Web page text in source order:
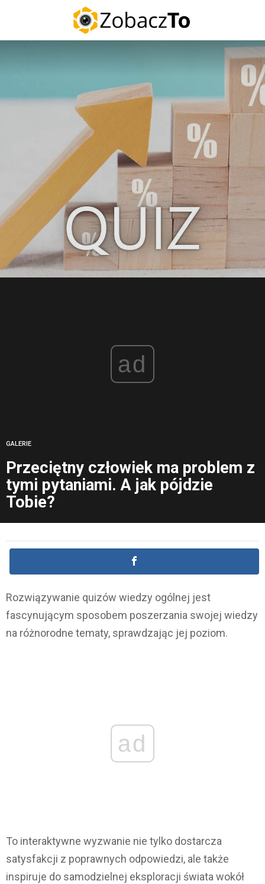
ad
GALERIE
Przeciętny człowiek ma problem z
tymi pytaniami. A jak pójdzie
Tobie?
Rozwiązywanie quizów wiedzy ogólnej jest
fascynującym sposobem poszerzania swojej wiedzy
na różnorodne tematy, sprawdzając jej poziom.
ad
To interaktywne wyzwanie nie tylko dostarcza
satysfakcji z poprawnych odpowiedzi, ale także
inspiruje do samodzielnej eksploracji świata wokół